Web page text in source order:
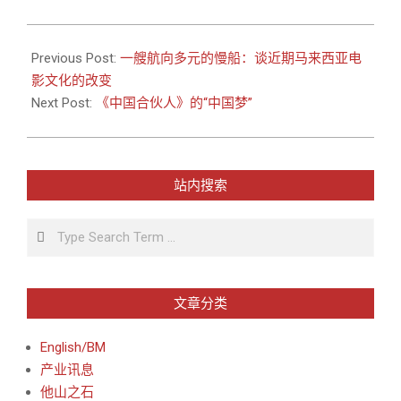
05-
21
Previous Post: 一艘航向多元的慢船：谈近期马来西亚电
影文化的改变
Next Post:
《中国合伙人》的“中国梦”
站内搜索
文章分类
English/BM
产业讯息
他山之石